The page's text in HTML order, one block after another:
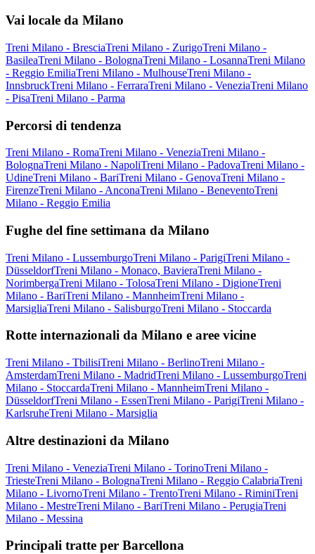
Vai locale da Milano
Treni Milano - BresciaTreni Milano - ZurigoTreni Milano -
BasileaTreni Milano - BolognaTreni Milano - LosannaTreni Milano
- Reggio EmiliaTreni Milano - MulhouseTreni Milano -
InnsbruckTreni Milano - FerraraTreni Milano - VeneziaTreni Milano
- PisaTreni Milano - Parma
Percorsi di tendenza
Treni Milano - RomaTreni Milano - VeneziaTreni Milano -
BolognaTreni Milano - NapoliTreni Milano - PadovaTreni Milano -
UdineTreni Milano - BariTreni Milano - GenovaTreni Milano -
FirenzeTreni Milano - AnconaTreni Milano - BeneventoTreni
Milano - Reggio Emilia
Fughe del fine settimana da Milano
Treni Milano - LussemburgoTreni Milano - ParigiTreni Milano -
DüsseldorfTreni Milano - Monaco, BavieraTreni Milano -
NorimbergaTreni Milano - TolosaTreni Milano - DigioneTreni
Milano - BariTreni Milano - MannheimTreni Milano -
MarsigliaTreni Milano - SalisburgoTreni Milano - Stoccarda
Rotte internazionali da Milano e aree vicine
Treni Milano - TbilisiTreni Milano - BerlinoTreni Milano -
AmsterdamTreni Milano - MadridTreni Milano - LussemburgoTreni
Milano - StoccardaTreni Milano - MannheimTreni Milano -
DüsseldorfTreni Milano - EssenTreni Milano - ParigiTreni Milano -
KarlsruheTreni Milano - Marsiglia
Altre destinazioni da Milano
Treni Milano - VeneziaTreni Milano - TorinoTreni Milano -
TriesteTreni Milano - BolognaTreni Milano - Reggio CalabriaTreni
Milano - LivornoTreni Milano - TrentoTreni Milano - RiminiTreni
Milano - MestreTreni Milano - BariTreni Milano - PerugiaTreni
Milano - Messina
Principali tratte per Barcellona